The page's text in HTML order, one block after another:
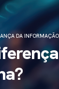
DA INFORMAÇÃO